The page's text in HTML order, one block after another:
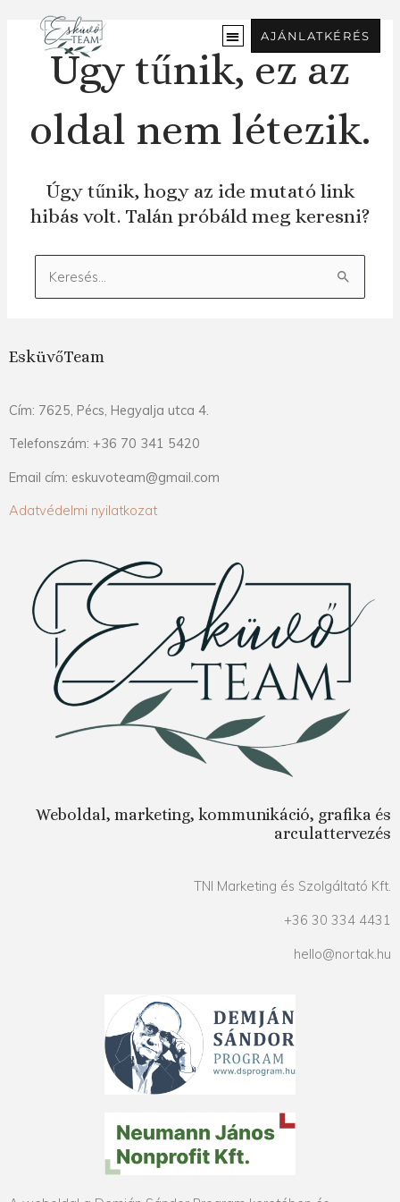
tartalomra
AJÁNLATKÉRÉS
Úgy tűnik, ez az
oldal nem létezik.
Úgy tűnik, hogy az ide mutató link
hibás volt. Talán próbáld meg keresni?
Keresés:
EsküvőTeam
Cím: 7625, Pécs, Hegyalja utca 4.
Telefonszám: +36 70 341 5420
Email cím: eskuvoteam@gmail.com
Adatvédelmi nyilatkozat
Weboldal, marketing, kommunikáció, grafika és
arculattervezés
TNI Marketing és Szolgáltató Kft.
+36 30 334 4431
hello@nortak.hu